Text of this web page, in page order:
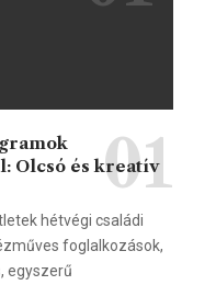
Olcsó és kreatív
hétvégi családi
foglalkozások,
egyszerű